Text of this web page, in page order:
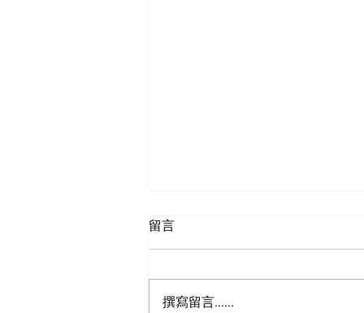
留言
撰寫留言......